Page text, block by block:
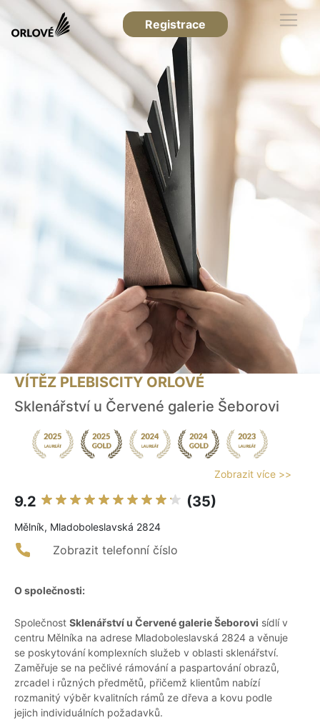
Registrace
VÍTĚZ PLEBISCITY ORLOVÉ
Sklenářství u Červené galerie Šeborovi
Zobrazit více >>
9.2 (35)
Mělník, Mladoboleslavská 2824
Zobrazit telefonní číslo
O společnosti:
Společnost Sklenářství u Červené galerie Šeborovi sídlí v
centru Mělníka na adrese Mladoboleslavská 2824 a věnuje
se poskytování komplexních služeb v oblasti sklenářství.
Zaměřuje se na pečlivé rámování a paspartování obrazů,
zrcadel i různých předmětů, přičemž klientům nabízí
rozmanitý výběr kvalitních rámů ze dřeva a kovu podle
jejich individuálních požadavků.